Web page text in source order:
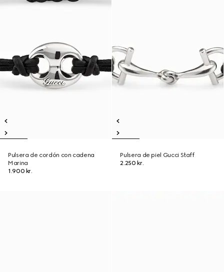
Pulsera de cordón con cadena
Marina
1.900 kr.
Pulsera de piel Gucci Staff
2.250 kr.